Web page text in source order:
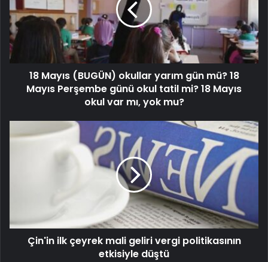
18 Mayıs (BUGÜN) okullar yarım gün mü? 18
Mayıs Perşembe günü okul tatil mi? 18 Mayıs
okul var mı, yok mu?
Çin'in ilk çeyrek mali geliri vergi politikasının
etkisiyle düştü